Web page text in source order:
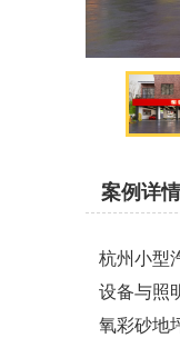
案例详情
杭州小型
设备与照
氧彩砂地